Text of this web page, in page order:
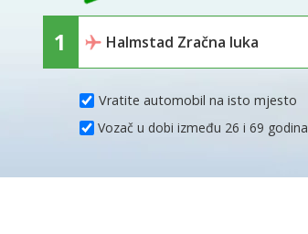
Vratite automobil na isto mjesto
Vozač u dobi između 26 i 69 godina